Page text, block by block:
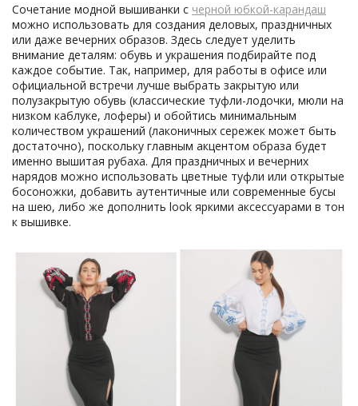
Сочетание модной вышиванки с черной юбкой-карандаш
можно использовать для создания деловых, праздничных
или даже вечерних образов. Здесь следует уделить
внимание деталям: обувь и украшения подбирайте под
каждое событие. Так, например, для работы в офисе или
официальной встречи лучше выбрать закрытую или
полузакрытую обувь (классические туфли-лодочки, мюли на
низком каблуке, лоферы) и обойтись минимальным
количеством украшений (лаконичных сережек может быть
достаточно), поскольку главным акцентом образа будет
именно вышитая рубаха. Для праздничных и вечерних
нарядов можно использовать цветные туфли или открытые
босоножки, добавить аутентичные или современные бусы
на шею, либо же дополнить look яркими аксессуарами в тон
к вышивке.